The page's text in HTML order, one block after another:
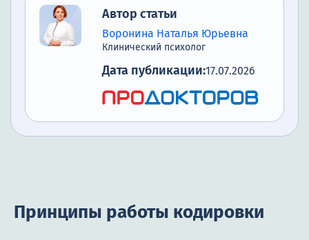
Автор статьи
Воронина Наталья Юрьевна
Клинический психолог
Дата публикации:17.07.2026
Принципы работы кодировки